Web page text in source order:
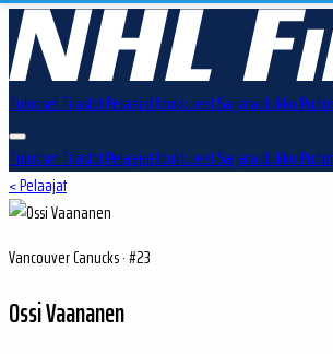
TuloksetTilastotPelaajatJoukkueetSarjataulukko
TuloksetTilastotPelaajatJoukkueetSarjataulukko
< Pelaajat
Vancouver Canucks · #23
Ossi Vaananen